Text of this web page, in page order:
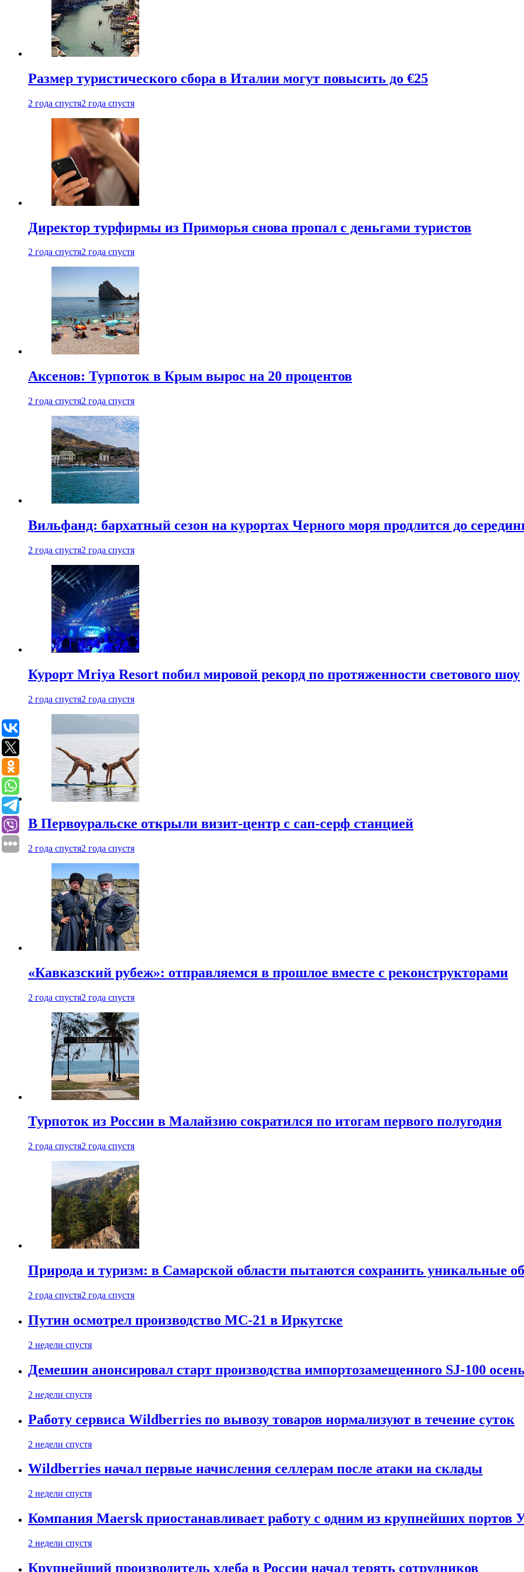
Размер туристического сбора в Италии могут повысить до €25
2 года спустя2 года спустя
Директор турфирмы из Приморья снова пропал с деньгами туристов
2 года спустя2 года спустя
Аксенов: Турпоток в Крым вырос на 20 процентов
2 года спустя2 года спустя
Вильфанд: бархатный сезон на курортах Черного моря продлится до
2 года спустя2 года спустя
Курорт Mriya Resort побил мировой рекорд по протяженности светового шоу
2 года спустя2 года спустя
В Первоуральске открыли визит-центр с сап-серф станцией
2 года спустя2 года спустя
«Кавказский рубеж»: отправляемся в прошлое вместе с реконструкторами
2 года спустя2 года спустя
Турпоток из России в Малайзию сократился по итогам первого полугодия
2 года спустя2 года спустя
Природа и туризм: в Самарской области пытаются сохранить уникальные
2 года спустя2 года спустя
Путин осмотрел производство МС-21 в Иркутске
2 недели спустя
Демешин анонсировал старт производства импортозамещенного SJ-100
2 недели спустя
Работу сервиса Wildberries по вывозу товаров нормализуют в течение суток
2 недели спустя
Wildberries начал первые начисления селлерам после атаки на склады
2 недели спустя
Компания Maersk приостанавливает работу с одним из крупнейших портов
2 недели спустя
Крупнейший производитель хлеба в России начал терять сотрудников